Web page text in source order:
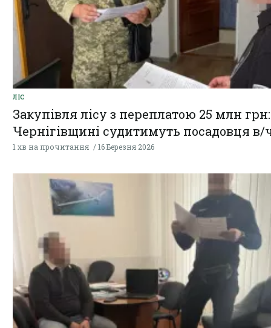
ЛІС
Закупівля лісу з переплатою 25 млн
Чернігівщині судитимуть посадовця в/
1 хв на прочитання 16 Березня 2026